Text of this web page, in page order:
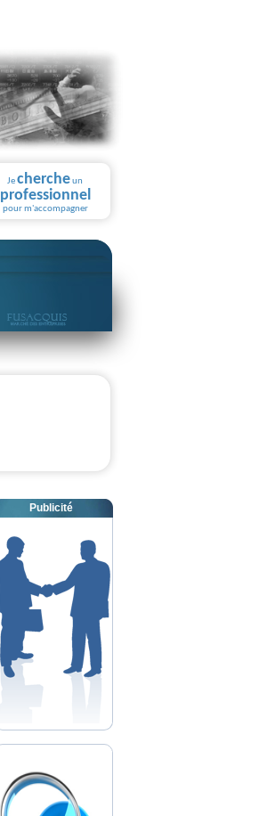
Jechercheun
professionnel
pour m'accompagner
Publicité